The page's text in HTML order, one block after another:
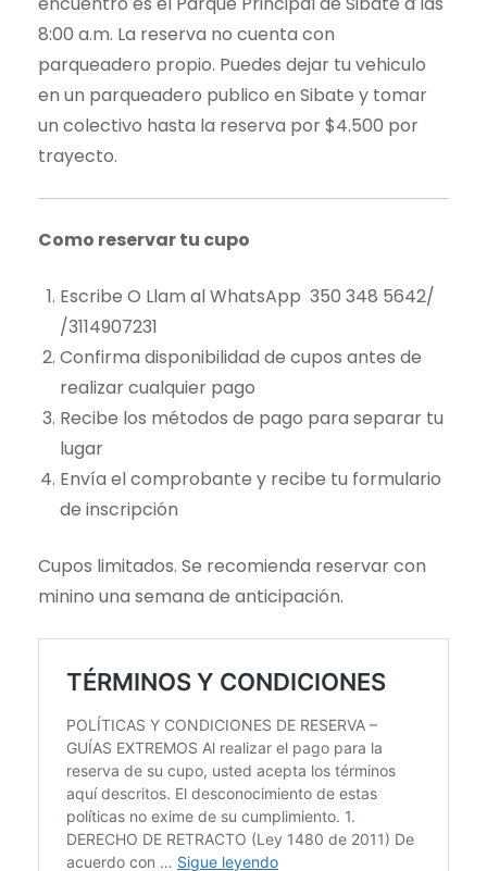
8:00 a.m. La reserva no cuenta con
parqueadero propio. Puedes dejar tu vehiculo
en un parqueadero publico en Sibate y tomar
un colectivo hasta la reserva por $4.500 por
trayecto.
Como reservar tu cupo
Escribe O Llam al WhatsApp 350 348 5642/
/3114907231
Confirma disponibilidad de cupos antes de
realizar cualquier pago
Recibe los métodos de pago para separar tu
lugar
Envía el comprobante y recibe tu formulario
de inscripción
Cupos limitados. Se recomienda reservar con
minino una semana de anticipación.